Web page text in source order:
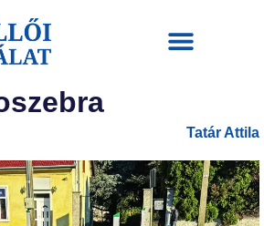
Tatár Attila